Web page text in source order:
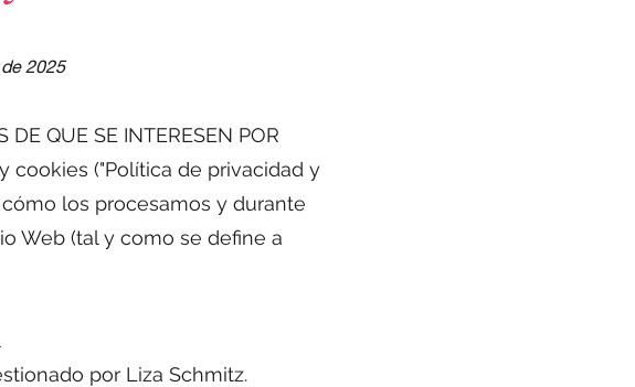
2025
DE QUE SE INTERESEN POR
cookies ("Política de privacidad y
los procesamos y durante
Web (tal y como se define a
por Liza Schmitz.